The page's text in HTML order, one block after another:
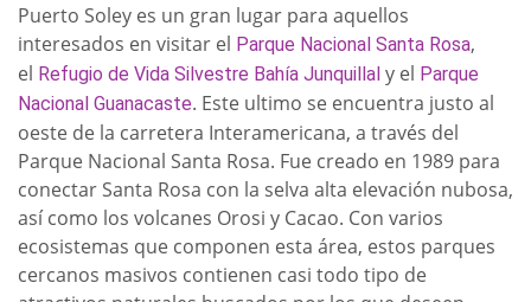
Puerto Soley es un gran lugar para aquellos
interesados en visitar el Parque Nacional Santa Rosa,
el Refugio de Vida Silvestre Bahía Junquillal y el Parque
Nacional Guanacaste. Este ultimo se encuentra justo al
oeste de la carretera Interamericana, a través del
Parque Nacional Santa Rosa. Fue creado en 1989 para
conectar Santa Rosa con la selva alta elevación nubosa,
así como los volcanes Orosi y Cacao. Con varios
ecosistemas que componen esta área, estos parques
cercanos masivos contienen casi todo tipo de